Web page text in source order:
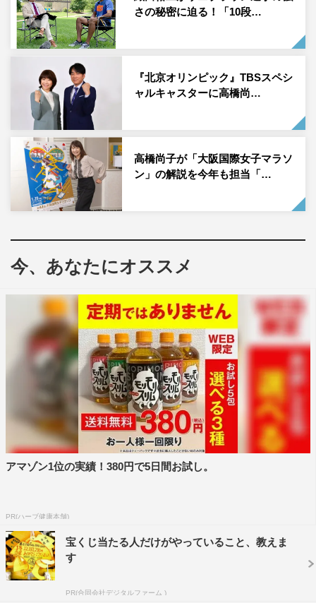
オリンピックは33競技339種目）が行われ、約45の国と地
域が参加。これまで高橋尚子、北島康介など多くのレジェ
ンドたちが『アジア大会』からオリンピックで活躍、世界
へと羽ばたいている。
2018年に行われた前回大会で、日本は計205個のメダルを
獲得（金75、銀56、銅74）。競泳の池江璃花子選手が6冠
を達成し、MVPに輝いた。『アジア大会』もコロナ禍の
影響で1年延期となったことから今年の開催となり、『世
界陸上』『アジア大会』と、大規模な国際大会が夏から秋
にかけて連続開催されることに。
先取りして紹介。大会期間2週間、総放送時間は76時間、
ゴールデン・プライムタイムでは52時間を予定している。
なお、2026年の第20回大会は愛知県と名古屋市で共催す
ることが決定している。江藤・石井アナ、高橋のコメント
は下記に掲載。
総合司会・江藤愛（TBSアナウンサー）コメント
先日、ひたむきに競技に向き合う選手を間近で見て、「陸
上ってかっこいい」と、心がワクワクしました。織田（裕
二）さん、中井（美穂）さんの『世界陸上』の熱き心を引
そして『世界陸上』が終われば、日本のメダルラッシュが
期待される『アジア大会』が待っています。私は、日々ニ
ュースを伝えていく中で「スポーツがくれる感動こそ、み
んなの心を一つにしてくれる」と感じてきました。
今年の夏と秋は、『世界陸上』と『アジア大会』でスポー
さの秘密に迫る！「10段…
『北京オリンピック』TBSスペシ
ャルキャスターに高橋尚…
高橋尚子が「大阪国際女子マラソ
ン」の解説を今年も担当「…
今、あなたにオススメ
アマゾン1位の実績！380円で5日間お試し。
PR(ハーブ健康本舗)
宝くじ当たる人だけがやっていること、教えま
す
PR(合同会社デジタルファーム )